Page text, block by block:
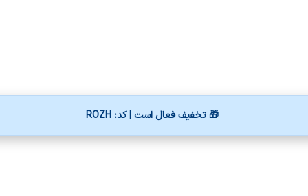
🎁 تخفیف فعال است | کد: ROZH